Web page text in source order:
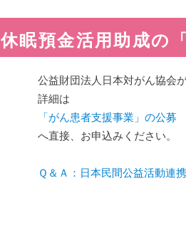
休眠預金活用助成の
公益財団法人日本対がん協会
詳細は
「がん患者支援事業」の公募
へ直接、お申込みください。
Ｑ＆Ａ：日本民間公益活動連